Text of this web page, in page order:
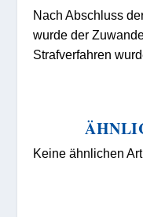
Nach Abschluss
wurde der
Strafverfahren
Keine ähnlichen